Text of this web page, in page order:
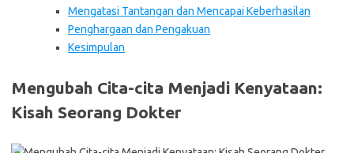
Mengatasi Tantangan dan Mencapai Keberhasilan
Penghargaan dan Pengakuan
Kesimpulan
Mengubah Cita-cita Menjadi Kenyataan:
Kisah Seorang Dokter